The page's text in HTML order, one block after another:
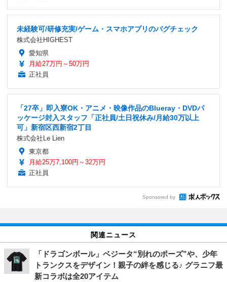
未経験可/研修充実/ゲーム・スマホアプリのバグチェック
株式会社HIGHEST
愛知県
月給27万円～50万円
正社員
「27卒」即入寮OK・アニメ・映像作品のBlueray・DVDパ
ッケージ封入スタッフ「正社員/土日祝休み/月給30万以上
可」新宿区西新宿2丁目
株式会社Le Lien
東京都
月給25万7,100円～32万円
正社員
Sponsored by
関連ニュース
「ドラゴンボール」ベジータ“別れのポーズ”や、少年
トランクスをデザイン！親子の絆を感じる♪ グラニフ最
新コラボは全20アイテム